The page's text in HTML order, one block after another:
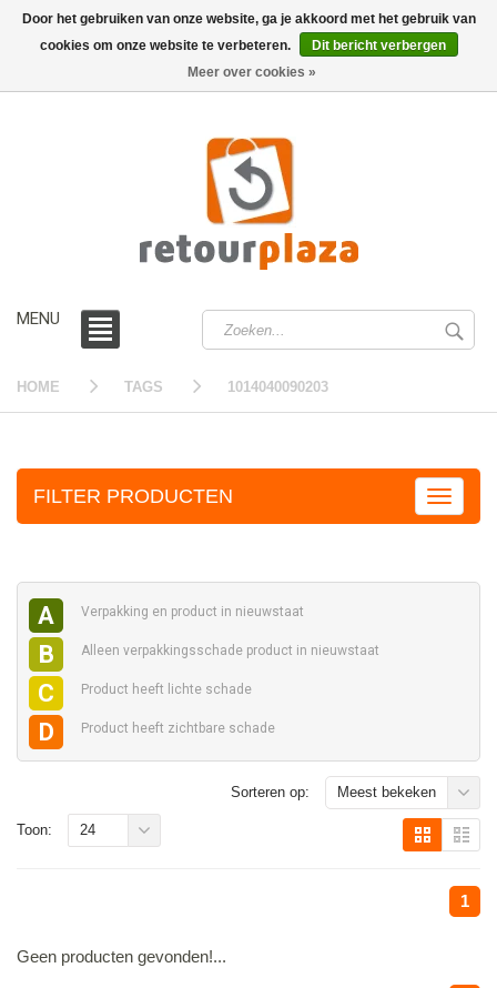
MENU
HOME TAGS 1014040090203
FILTER PRODUCTEN
A Verpakking en product in nieuwstaat
B Alleen verpakkingsschade product in nieuwstaat
C Product heeft lichte schade
D Product heeft zichtbare schade
Sorteren op: Meest bekeken
1
Toon: 24
Geen producten gevonden!...
Door het gebruiken van onze website, ga je akkoord met het gebruik van
cookies om onze website te verbeteren.
Dit bericht verbergen
Meer over cookies »